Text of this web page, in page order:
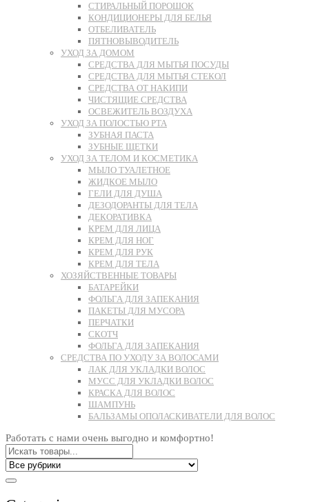
СТИРАЛЬНЫЙ ПОРОШОК
КОНДИЦИОНЕРЫ ДЛЯ БЕЛЬЯ
ОТБЕЛИВАТЕЛЬ
ПЯТНОВЫВОДИТЕЛЬ
УХОД ЗА ДОМОМ
СРЕДСТВА ДЛЯ МЫТЬЯ ПОСУДЫ
СРЕДСТВА ДЛЯ МЫТЬЯ СТЕКОЛ
СРЕДСТВА ОТ НАКИПИ
ЧИСТЯЩИЕ СРЕДСТВА
ОСВЕЖИТЕЛЬ ВОЗДУХА
УХОД ЗА ПОЛОСТЬЮ РТА
ЗУБНАЯ ПАСТА
ЗУБНЫЕ ЩЕТКИ
УХОД ЗА ТЕЛОМ И КОСМЕТИКА
МЫЛО ТУАЛЕТНОЕ
ЖИДКОЕ МЫЛО
ГЕЛИ ДЛЯ ДУША
ДЕЗОДОРАНТЫ ДЛЯ ТЕЛА
ДЕКОРАТИВКА
КРЕМ ДЛЯ ЛИЦА
КРЕМ ДЛЯ НОГ
КРЕМ ДЛЯ РУК
КРЕМ ДЛЯ ТЕЛА
ХОЗЯЙСТВЕННЫЕ ТОВАРЫ
БАТАРЕЙКИ
ФОЛЬГА ДЛЯ ЗАПЕКАНИЯ
ПАКЕТЫ ДЛЯ МУСОРА
ПЕРЧАТКИ
СКОТЧ
ФОЛЬГА ДЛЯ ЗАПЕКАНИЯ
СРЕДСТВА ПО УХОДУ ЗА ВОЛОСАМИ
ЛАК ДЛЯ УКЛАДКИ ВОЛОС
МУСС ДЛЯ УКЛАДКИ ВОЛОС
КРАСКА ДЛЯ ВОЛОС
ШАМПУНЬ
БАЛЬЗАМЫ ОПОЛАСКИВАТЕЛИ ДЛЯ ВОЛОС
Работать с нами очень выгодно и комфортно!